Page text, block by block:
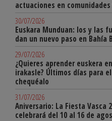
actuaciones en
30/07/2026
Euskara Munduan: los y las
dan un nuevo paso en Bahía
29/07/2026
¿Quieres aprender euskera
irakasle? Últimos días para
chequéalo
31/07/2026
Aniversario: La Fiesta Vasca
celebrará del 10 al 16 de